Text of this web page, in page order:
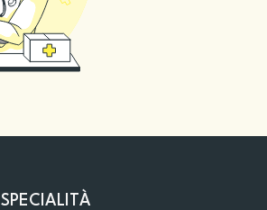
SPECIALITÀ